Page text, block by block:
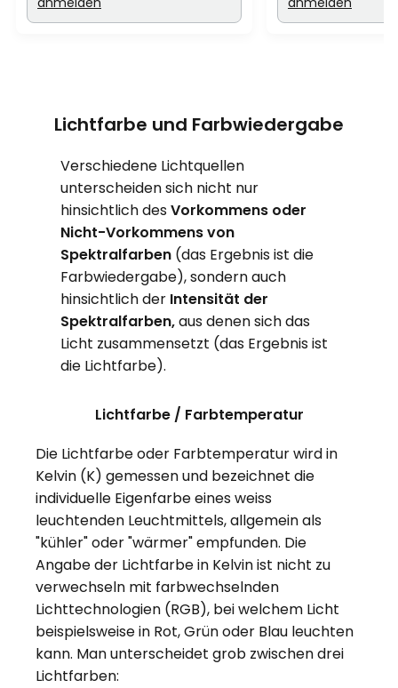
Lichtfarbe und Farbwiedergabe
Verschiedene Lichtquellen
unterscheiden sich nicht nur
hinsichtlich desVorkommens oder
Nicht-Vorkommens von
Spektralfarben (das Ergebnis ist die
Farbwiedergabe), sondern auch
hinsichtlich der Intensität der
Spektralfarben,aus denen sich das
Licht zusammensetzt (das Ergebnis ist
die Lichtfarbe).
Lichtfarbe / Farbtemperatur
Die Lichtfarbe oder Farbtemperatur wird in
Kelvin (K) gemessen und bezeichnet die
individuelle Eigenfarbe eines weiss
leuchtenden Leuchtmittels, allgemein als
"kühler" oder "wärmer" empfunden. Die
Angabe der Lichtfarbe in Kelvin ist nicht zu
verwechseln mit farbwechselnden
Lichttechnologien (RGB), bei welchem Licht
beispielsweise in Rot, Grün oder Blau leuchten
kann. Man unterscheidet grob zwischen drei
Lichtfarben: